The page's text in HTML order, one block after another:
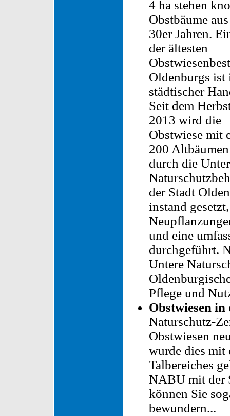
4 ha stehen
Obstbäume
30er Jahren.
der ältesten
Oldenburgs ist
städtischer
Seit dem
2013 wird die
Obstwiese mit
200 Altbäumen
durch die
der Stadt
instand gesetzt,
und eine
durchgeführt.
Untere
Pflege und
Obstwiesen
Naturschutz-
Obstwiesen
wurde dies mit
Talbereiches
NABU mit der
können Sie
bewundern...